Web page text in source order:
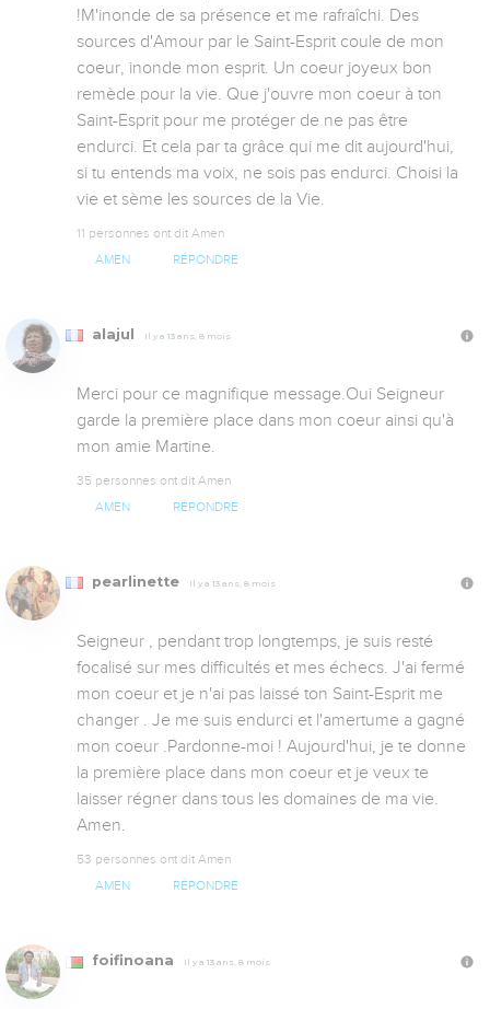
!M'inonde de sa présence et me rafraîchi. Des
sources d'Amour par le Saint-Esprit coule de mon
coeur, inonde mon esprit. Un coeur joyeux bon
remède pour la vie. Que j'ouvre mon coeur à ton
Saint-Esprit pour me protéger de ne pas être
endurci. Et cela par ta grâce qui me dit aujourd'hui,
si tu entends ma voix, ne sois pas endurci. Choisi la
vie et sème les sources de la Vie.
11 personnes ont dit Amen
AMEN RÉPONDRE
alajul Il y a 13 ans, 8 mois
Merci pour ce magnifique message.Oui Seigneur
garde la première place dans mon coeur ainsi qu'à
mon amie Martine.
35 personnes ont dit Amen
AMEN RÉPONDRE
pearlinette Il y a 13 ans, 8 mois
Seigneur , pendant trop longtemps, je suis resté
focalisé sur mes difficultés et mes échecs. J'ai fermé
mon coeur et je n'ai pas laissé ton Saint-Esprit me
changer . Je me suis endurci et l'amertume a gagné
mon coeur .Pardonne-moi ! Aujourd'hui, je te donne
la première place dans mon coeur et je veux te
laisser régner dans tous les domaines de ma vie.
Amen.
53 personnes ont dit Amen
AMEN RÉPONDRE
foifinoana Il y a 13 ans, 8 mois